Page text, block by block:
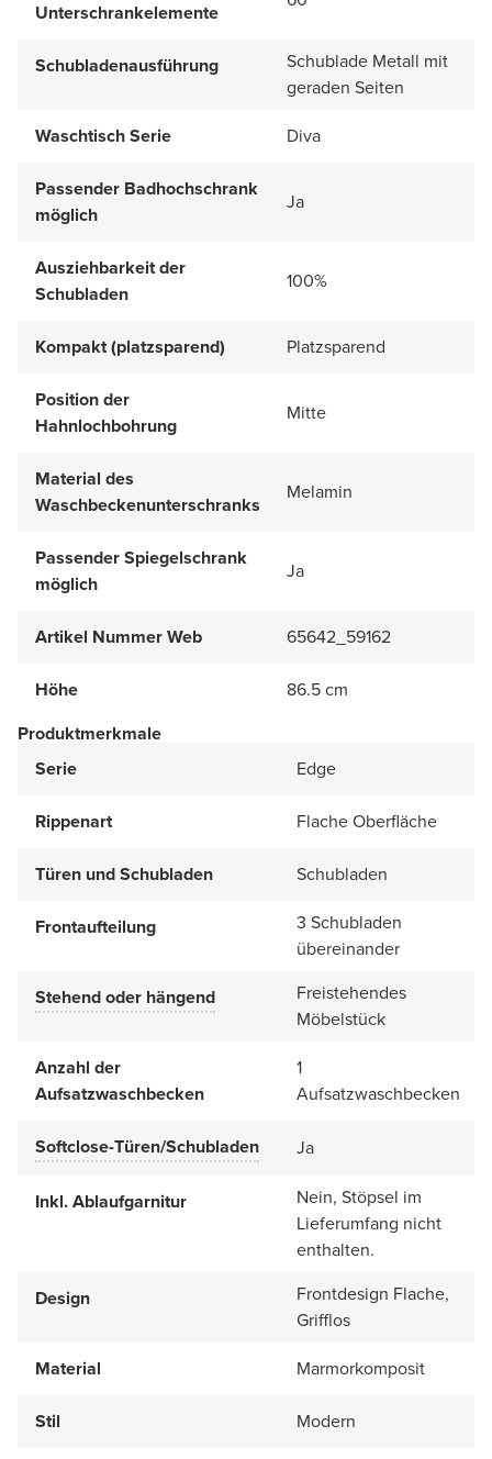
Unterschrankelemente
Schubladenausführung
Schublade Metall mit
geraden Seiten
Waschtisch Serie
Diva
Passender Badhochschrank
möglich
Ja
Ausziehbarkeit der
Schubladen
100%
Kompakt (platzsparend) Platzsparend
Position der
Hahnlochbohrung
Mitte
Material des
Waschbeckenunterschranks
Melamin
Passender Spiegelschrank
möglich
Ja
Artikel Nummer Web 65642_59162
Höhe
86.5 cm
Produktmerkmale
Serie
Edge
Rippenart Flache Oberfläche
Türen und Schubladen Schubladen
Frontaufteilung
3 Schubladen
übereinander
Stehend oder hängend
Freistehendes
Möbelstück
Anzahl der
Aufsatzwaschbecken
1
Aufsatzwaschbecken
Softclose-Türen/Schubladen Ja
Inkl. Ablaufgarnitur
Nein, Stöpsel im
Lieferumfang nicht
enthalten.
Design
Frontdesign Flache,
Grifflos
Material
Marmorkomposit
Stil Modern